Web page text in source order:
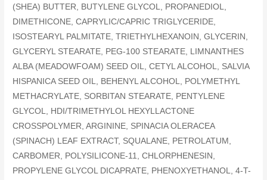
(SHEA) BUTTER, BUTYLENE GLYCOL, PROPANEDIOL,
DIMETHICONE, CAPRYLIC/CAPRIC TRIGLYCERIDE,
ISOSTEARYL PALMITATE, TRIETHYLHEXANOIN, GLYCERIN,
GLYCERYL STEARATE, PEG-100 STEARATE, LIMNANTHES
ALBA (MEADOWFOAM) SEED OIL, CETYL ALCOHOL, SALVIA
HISPANICA SEED OIL, BEHENYL ALCOHOL, POLYMETHYL
METHACRYLATE, SORBITAN STEARATE, PENTYLENE
GLYCOL, HDI/TRIMETHYLOL HEXYLLACTONE
CROSSPOLYMER, ARGININE, SPINACIA OLERACEA
(SPINACH) LEAF EXTRACT, SQUALANE, PETROLATUM,
CARBOMER, POLYSILICONE-11, CHLORPHENESIN,
PROPYLENE GLYCOL DICAPRATE, PHENOXYETHANOL, 4-T-